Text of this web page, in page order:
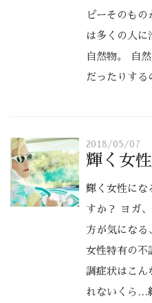
ピーそのも
は多くの人に
自然物。 自
だったりする
2018/05/07
輝く女
輝く女性にな
すか？ ヨガ
方が気にな
女性特有の不
調症状はこん
れないくら
…